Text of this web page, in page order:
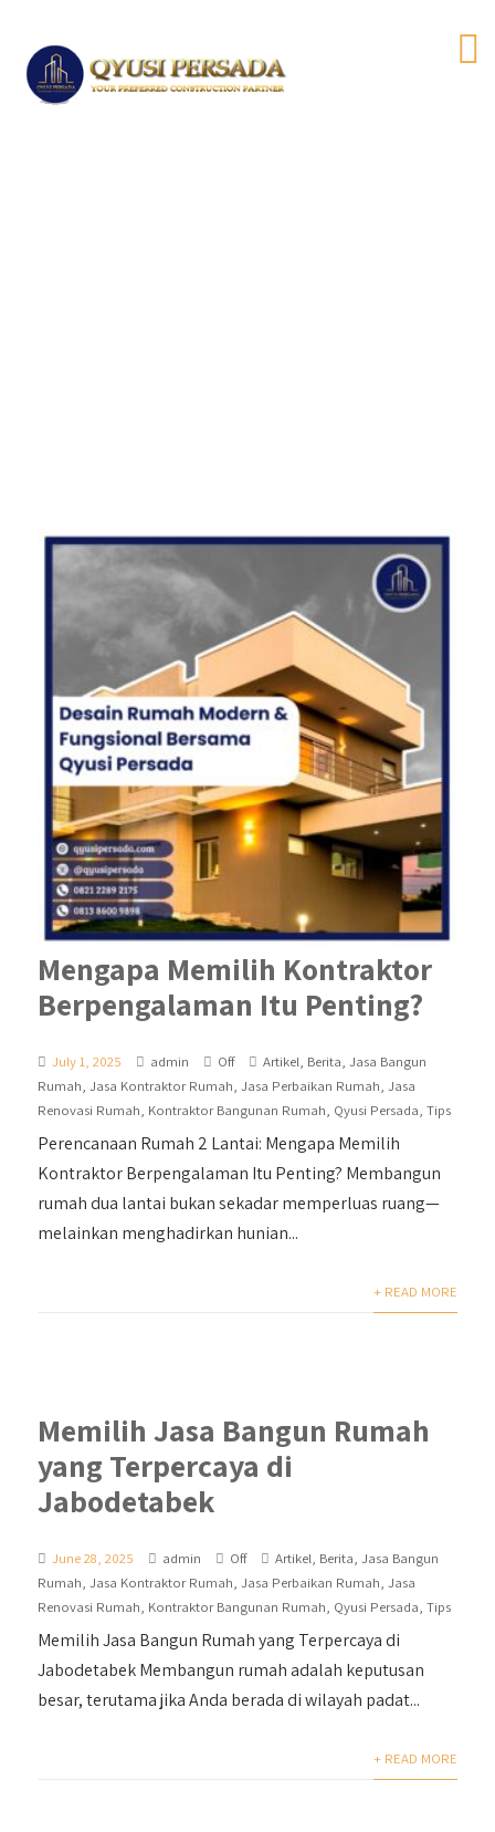
Mengapa Memilih Kontraktor
Berpengalaman Itu Penting?
July 1, 2025 admin Off Artikel, Berita,Jasa Bangun
Rumah,Jasa Kontraktor Rumah,Jasa Perbaikan Rumah,Jasa
Renovasi Rumah, Kontraktor Bangunan Rumah, Qyusi Persada,Tips
Perencanaan Rumah 2 Lantai: Mengapa Memilih
Kontraktor Berpengalaman Itu Penting? Membangun
rumah dua lantai bukan sekadar memperluas ruang—
melainkan menghadirkan hunian...
+ READ MORE
Memilih Jasa Bangun Rumah
yang Terpercaya di
Jabodetabek
June 28, 2025 admin Off Artikel, Berita,Jasa Bangun
Rumah,Jasa Kontraktor Rumah,Jasa Perbaikan Rumah,Jasa
Renovasi Rumah, Kontraktor Bangunan Rumah, Qyusi Persada,Tips
Memilih Jasa Bangun Rumah yang Terpercaya di
Jabodetabek Membangun rumah adalah keputusan
besar, terutama jika Anda berada di wilayah padat...
+ READ MORE